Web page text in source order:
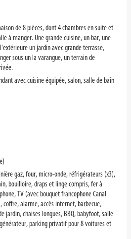
de 8 pièces, dont 4 chambres en suite et
à manger. Une grande cuisine, un bar, une
un jardin avec grande terrasse,
sous un la varangue, un terrain de
avec cuisine équipée, salon, salle de bain
gaz, four, micro-onde, réfrigérateurs (x3),
bouilloire, draps et linge compris, fer à
TV (avec bouquet francophone Canal
coffre, alarme, accès internet, barbecue,
jardin, chaises longues, BBQ, babyfoot, salle
parking privatif pour 8 voitures et